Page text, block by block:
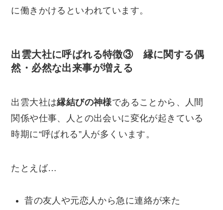
に働きかけるといわれています。
出雲大社に呼ばれる特徴③ 縁に関する偶
然・必然な出来事が増える
出雲大社は縁結びの神様であることから、人間
関係や仕事、人との出会いに変化が起きている
時期に“呼ばれる”人が多くいます。
たとえば…
昔の友人や元恋人から急に連絡が来た